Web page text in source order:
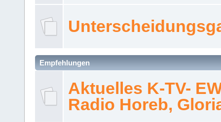
Empfehlungen
Aktuelles K-TV-
Radio Horeb,